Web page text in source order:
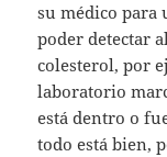
su médico para
poder detectar
colesterol, por
laboratorio
está dentro o
todo está bien,